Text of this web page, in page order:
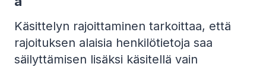
Käsittelyn rajoittaminen tarkoittaa, että
rajoituksen alaisia henkilötietoja saa
säilyttämisen lisäksi käsitellä vain